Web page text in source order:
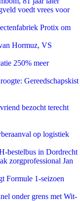
voedt vrees voor
Protix om
Hormuz, VS
250% meer
Gereedschapskist
bezocht terecht
op logistiek
bestelbus in Dordrecht
zorgprofessional Jan
Formule 1-seizoen
onder grens met Wit-